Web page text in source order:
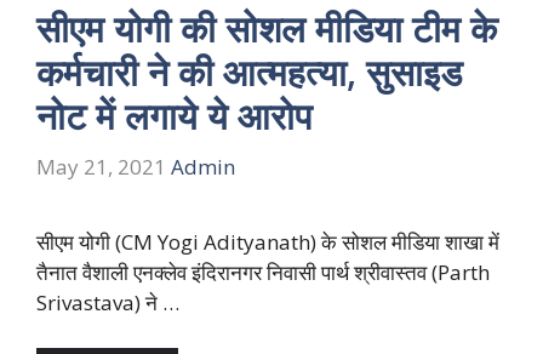
सीएम योगी की सोशल मीडिया टीम के
कर्मचारी ने की आत्महत्या, सुसाइड
नोट में लगाये ये आरोप
May 21, 2021 Admin
सीएम योगी (CM Yogi Adityanath) के सोशल मीडिया शाखा में
तैनात वैशाली एनक्लेव इंदिरानगर निवासी पार्थ श्रीवास्तव (Parth
Srivastava) ने …